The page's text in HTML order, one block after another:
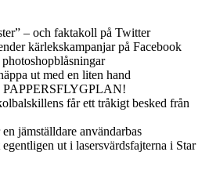
– och faktakoll på Twitter
kärlekskampanjar på Facebook
ut med en liten hand
får ett tråkigt besked från
jämställdare användarbas
ut i lasersvärdsfajterna i Star